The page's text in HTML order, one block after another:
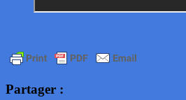
Partager :